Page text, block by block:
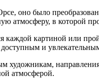
оно было
атмосферу, в которой
каждой картиной или
и
художникам,
атмосферой.